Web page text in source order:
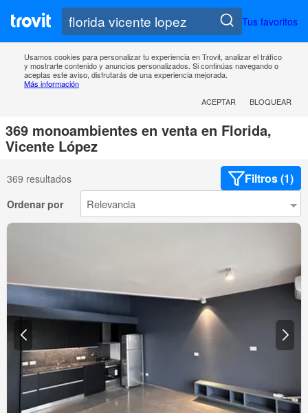
Tus favoritos
Usamos cookies para personalizar tu experiencia en Trovit, analizar el tráfico
y mostrarte contenido y anuncios personalizados. Si continúas navegando o
aceptas este aviso, disfrutarás de una experiencia mejorada.
Más información
ACEPTAR
BLOQUEAR
369 monoambientes en venta en Florida,
Vicente López
369 resultados Filtros (1)
Ordenar por